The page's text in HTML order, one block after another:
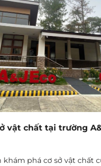
vật chất tại trường
khám phá cơ sở vật chất